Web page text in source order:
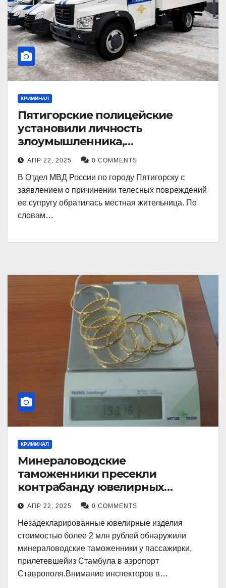
КРИМИНАЛ
Пятигорские полицейские
установили личность
злоумышленника,
причинившего телесные
повреждения местному жителю
АПР 22, 2025 0 COMMENTS
В Отдел МВД России по городу Пятигорску с
заявлением о причинении телесных повреждений
ее супругу обратилась местная жительница. По
словам…
КРИМИНАЛ
Минераловодские
таможенники пресекли
контрабанду ювелирных
изделий на 2 млн рублей
АПР 22, 2025 0 COMMENTS
Незадекларированные ювелирные изделия
стоимостью более 2 млн рублей обнаружили
минераловодские таможенники у пассажирки,
прилетевшейиз Стамбула в аэропорт
Ставрополя.Внимание инспекторов в…